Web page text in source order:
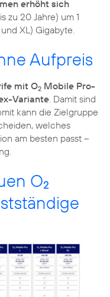
erhöht sich
zu 20 Jahre) um 1
XL) Gigabyte.
Aufpreis
mit O2 Mobile Pro-
Variante . Damit sind
kann die Zielgruppe
welches
am besten passt –
O2